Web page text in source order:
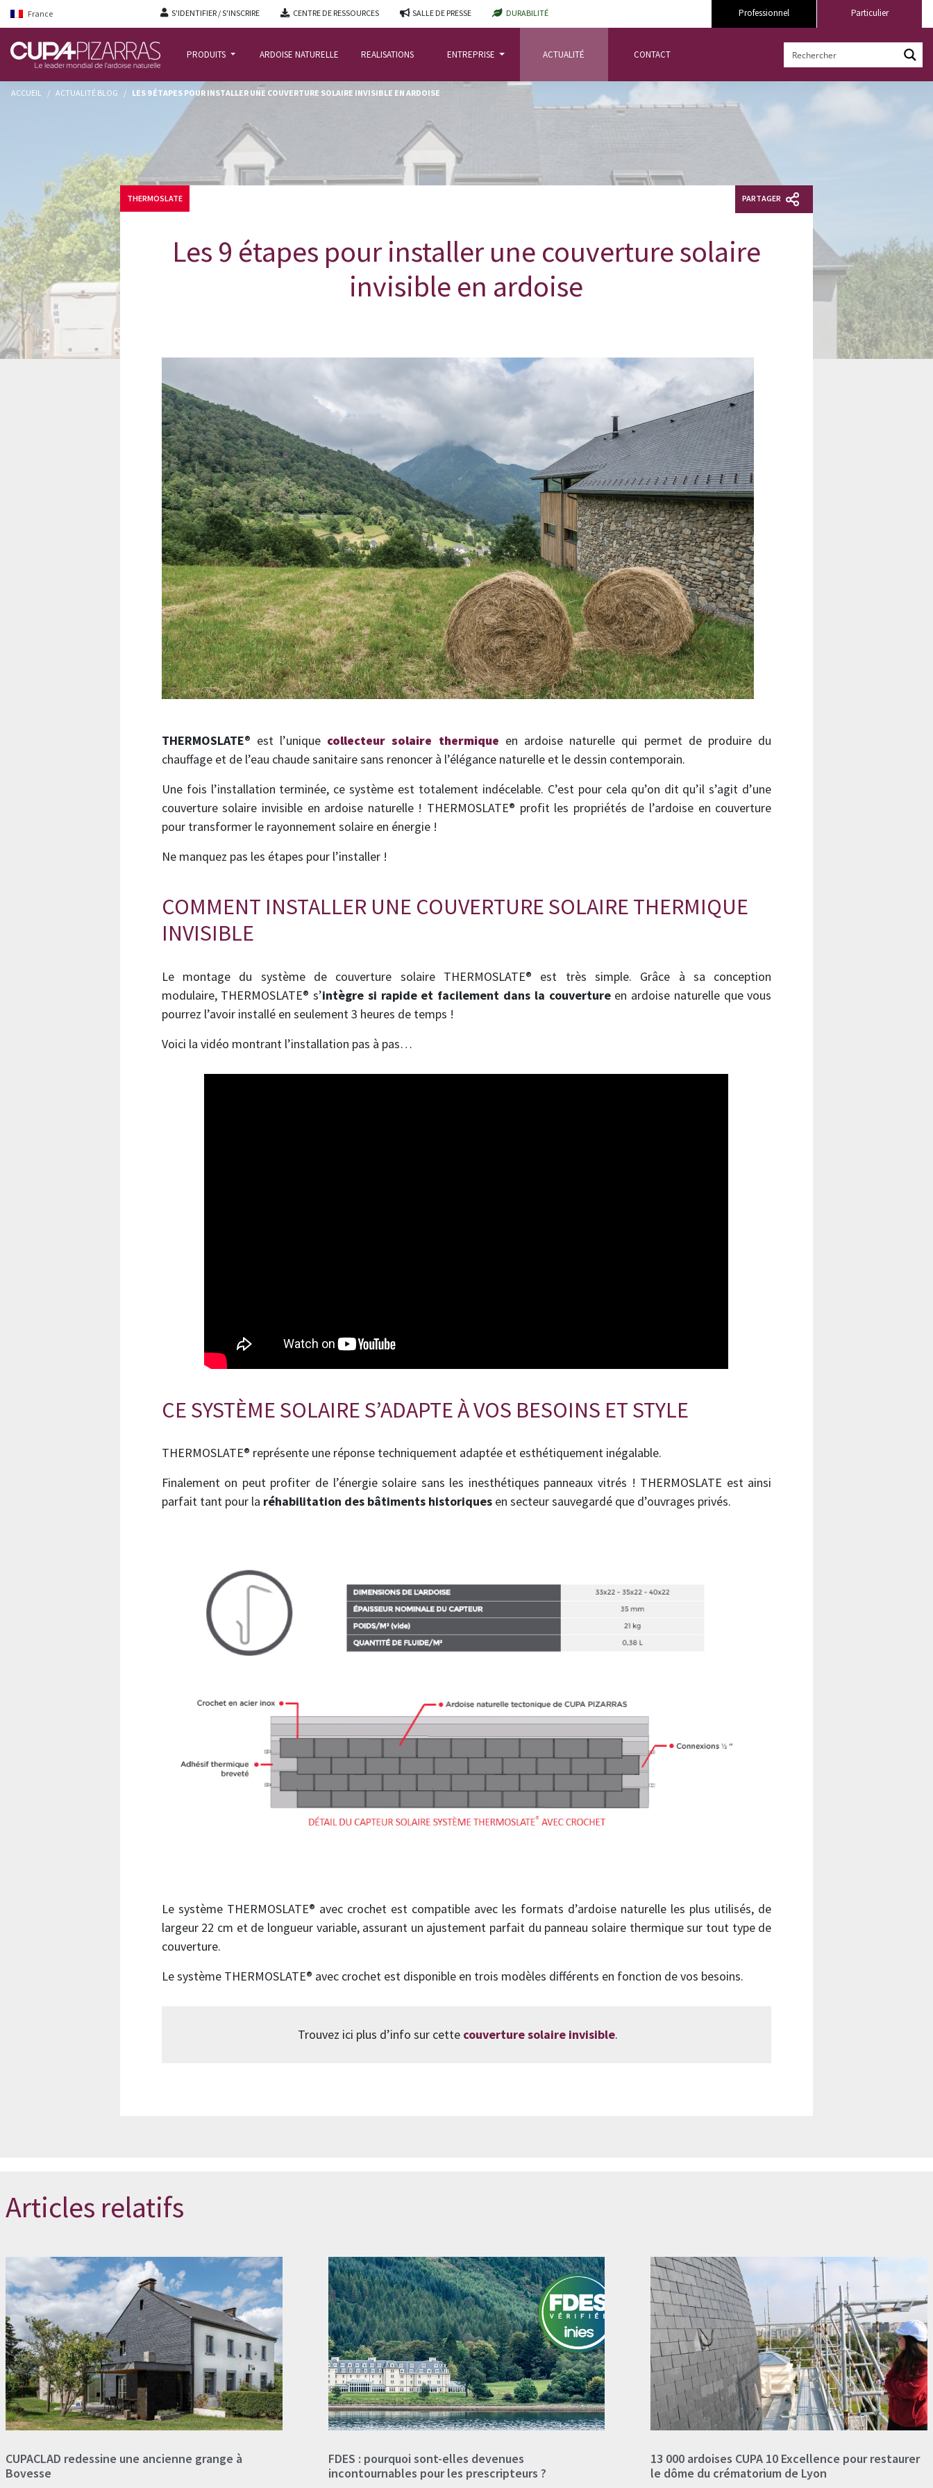
France S'IDENTIFIER / S'INSCRIRE CENTRE DE RESSOURCES SALLE DE PRESSE DURABILITÉ Particulier
Professionnel
PRODUITS ARDOISE NATURELLE REALISATIONS ENTREPRISE ACTUALITÉ CONTACT
ACCUEIL / ACTUALITÉ BLOG / LES 9 ÉTAPES POUR INSTALLER UNE COUVERTURE SOLAIRE INVISIBLE EN ARDOISE
THERMOSLATE PARTAGER
Les 9 étapes pour installer une couverture solaire
invisible en ardoise
THERMOSLATE® est l’unique collecteur solaire thermique en ardoise naturelle qui permet de produire du
chauffage et de l’eau chaude sanitaire sans renoncer à l’élégance naturelle et le dessin contemporain.
Une fois l’installation terminée, ce système est totalement indécelable. C’est pour cela qu’on dit qu’il s’agit d’une
couverture solaire invisible en ardoise naturelle ! THERMOSLATE® profit les propriétés de l’ardoise en couverture
pour transformer le rayonnement solaire en énergie !
Ne manquez pas les étapes pour l’installer !
COMMENT INSTALLER UNE COUVERTURE SOLAIRE THERMIQUE
INVISIBLE
Le montage du système de couverture solaire THERMOSLATE® est très simple. Grâce à sa conception
modulaire, THERMOSLATE® s’intègre si rapide et facilement dans la couvertureen ardoise naturelle que vous
pourrez l’avoir installé en seulement 3 heures de temps !
Voici la vidéo montrant l’installation pas à pas…
CE SYSTÈME SOLAIRE S’ADAPTE À VOS BESOINS ET STYLE
THERMOSLATE® représente une réponse techniquement adaptée et esthétiquement inégalable.
Finalement on peut profiter de l’énergie solaire sans les inesthétiques panneaux vitrés ! THERMOSLATE est ainsi
parfait tant pour la réhabilitation des bâtiments historiquesen secteur sauvegardé que d’ouvrages privés.
Le système THERMOSLATE® avec crochet est compatible avec les formats d’ardoise naturelle les plus utilisés, de
largeur 22 cm et de longueur variable, assurant un ajustement parfait du panneau solaire thermique sur tout type de
couverture.
Le système THERMOSLATE® avec crochet est disponible en trois modèles différents en fonction de vos besoins.
Trouvez ici plus d’info sur cette couverture solaire invisible.
Articles relatifs
CUPACLAD redessine une ancienne grange à
Bovesse
FDES : pourquoi sont-elles devenues
incontournables pour les prescripteurs ?
13 000 ardoises CUPA 10 Excellence pour restaurer
le dôme du crématorium de Lyon